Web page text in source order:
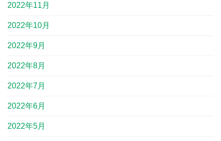
2022年11月
2022年10月
2022年9月
2022年8月
2022年7月
2022年6月
2022年5月